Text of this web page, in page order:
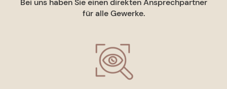
für alle Gewerke.